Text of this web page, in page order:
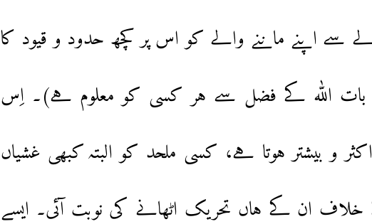
سے اپنے ماننے والے کو اس پر کچھ حدود و قیود کا
یہ بات اللہ کے فضل سے ہر کسی کو معلوم ہے)۔ اِس
و بیشتر ہوتا ہے، کسی ملحد کو البتہ کبھی غشیاں
خلاف ان کے ہاں تحریک اٹھانے کی نوبت آئی۔ ایسے